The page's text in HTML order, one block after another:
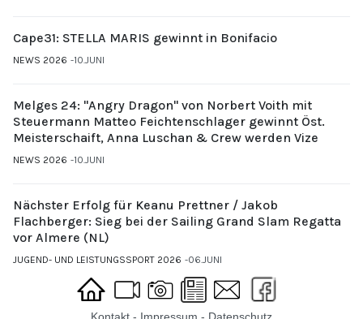
Cape31: STELLA MARIS gewinnt in Bonifacio
NEWS 2026 10.JUNI
Melges 24: "Angry Dragon" von Norbert Voith mit
Steuermann Matteo Feichtenschlager gewinnt Öst.
Meisterschaift, Anna Luschan & Crew werden Vize
NEWS 2026 10.JUNI
Nächster Erfolg für Keanu Prettner / Jakob
Flachberger: Sieg bei der Sailing Grand Slam Regatta
vor Almere (NL)
JUGEND- UND LEISTUNGSSPORT 2026 06.JUNI